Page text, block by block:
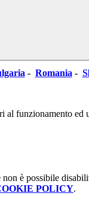
- Romania -
al funzionamento
è possibile
POLICY.